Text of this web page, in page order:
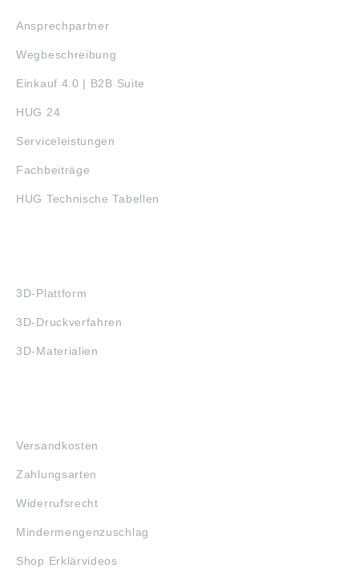
Ansprechpartner
Wegbeschreibung
Einkauf 4.0 | B2B Suite
HUG 24
Serviceleistungen
Fachbeiträge
HUG Technische Tabellen
3D-Plattform
3D-Druckverfahren
3D-Materialien
Versandkosten
Zahlungsarten
Widerrufsrecht
Mindermengenzuschlag
Shop Erklärvideos